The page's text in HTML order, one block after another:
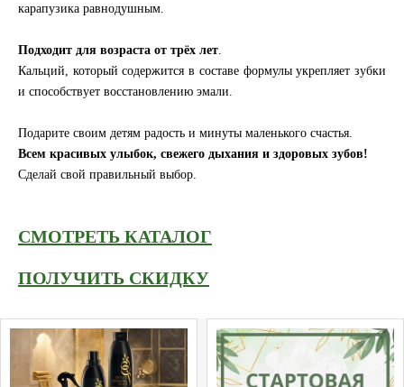
карапузика равнодушным.
Подходит для возраста от трёх лет
Кальций, который содержится в составе формулы укрепляет зубки
и способствует восстановлению эмали.
Подарите своим детям радость и минуты маленького счастья.
Всем красивых улыбок, свежего дыхания и здоровых зубов!
Сделай свой правильный выбор.
СМОТРЕТЬ КАТАЛОГ
ПОЛУЧИТЬ СКИДКУ